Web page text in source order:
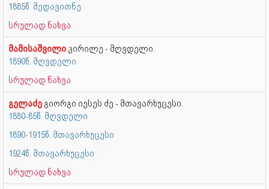
1885წ. მედავითნე
სრულად ნახვა
მამისაშვილი კირილე - მღვდელი.
1890წ. მღვდელი
სრულად ნახვა
გელაძე გიორგი იესეს ძე - მთავარხუცესი.
1880-85წ. მღვდელი
1890-1915წ. მთავარხუცესი
1924წ. მთავარხუცესი
სრულად ნახვა